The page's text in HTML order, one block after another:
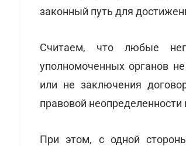
законный путь для
Считаем, что любые
уполномоченных органов
или не заключения
правовой
При этом, с одной